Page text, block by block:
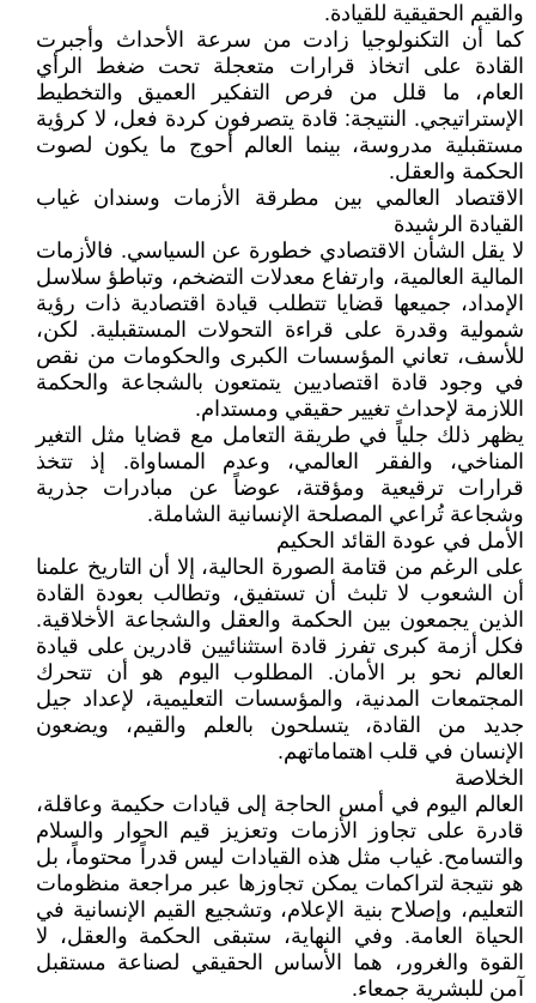
والقيم الحقيقية للقيادة.
كما أن التكنولوجيا زادت من سرعة الأحداث وأجبرت
القادة على اتخاذ قرارات متعجلة تحت ضغط الرأي
العام، ما قلل من فرص التفكير العميق والتخطيط
الإستراتيجي. النتيجة: قادة يتصرفون كردة فعل، لا كرؤية
مستقبلية مدروسة، بينما العالم أحوج ما يكون لصوت
الحكمة والعقل.
الاقتصاد العالمي بين مطرقة الأزمات وسندان غياب
القيادة الرشيدة
لا يقل الشأن الاقتصادي خطورة عن السياسي. فالأزمات
المالية العالمية، وارتفاع معدلات التضخم، وتباطؤ سلاسل
الإمداد، جميعها قضايا تتطلب قيادة اقتصادية ذات رؤية
شمولية وقدرة على قراءة التحولات المستقبلية. لكن،
للأسف، تعاني المؤسسات الكبرى والحكومات من نقص
في وجود قادة اقتصاديين يتمتعون بالشجاعة والحكمة
اللازمة لإحداث تغيير حقيقي ومستدام.
يظهر ذلك جلياً في طريقة التعامل مع قضايا مثل التغير
المناخي، والفقر العالمي، وعدم المساواة. إذ تتخذ
قرارات ترقيعية ومؤقتة، عوضاً عن مبادرات جذرية
وشجاعة تُراعي المصلحة الإنسانية الشاملة.
الأمل في عودة القائد الحكيم
على الرغم من قتامة الصورة الحالية، إلا أن التاريخ علمنا
أن الشعوب لا تلبث أن تستفيق، وتطالب بعودة القادة
الذين يجمعون بين الحكمة والعقل والشجاعة الأخلاقية.
فكل أزمة كبرى تفرز قادة استثنائيين قادرين على قيادة
العالم نحو بر الأمان. المطلوب اليوم هو أن تتحرك
المجتمعات المدنية، والمؤسسات التعليمية، لإعداد جيل
جديد من القادة، يتسلحون بالعلم والقيم، ويضعون
الإنسان في قلب اهتماماتهم.
الخلاصة
العالم اليوم في أمس الحاجة إلى قيادات حكيمة وعاقلة،
قادرة على تجاوز الأزمات وتعزيز قيم الحوار والسلام
والتسامح. غياب مثل هذه القيادات ليس قدراً محتوماً، بل
هو نتيجة لتراكمات يمكن تجاوزها عبر مراجعة منظومات
التعليم، وإصلاح بنية الإعلام، وتشجيع القيم الإنسانية في
الحياة العامة. وفي النهاية، ستبقى الحكمة والعقل، لا
القوة والغرور، هما الأساس الحقيقي لصناعة مستقبل
آمن للبشرية جمعاء.